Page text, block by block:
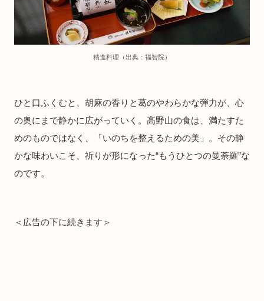
精進料理（出典：福智院）
ひと口ふくむと、胡麻の香りと葛のやわらかな弾力が、心
の奥にまで静かに広がっていく。高野山の食は、満たすた
めのものではなく、「いのちを整えるための美」。その静
かな味わいこそ、祈りが形になった“もうひとつの曼荼羅”な
のです。
＜広告の下に続きます＞